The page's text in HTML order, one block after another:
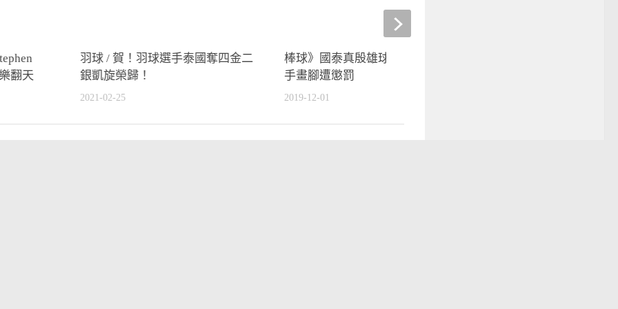
羽球 / 賀！羽球選手泰國奪四金二
銀凱旋榮歸！
2021-02-25
棒球》國泰真殷雄球迷會 陳偉殷比
手畫腳遭懲罰
2019-12-01
翻天